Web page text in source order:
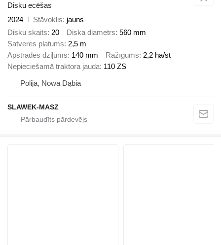
Disku ecēšas
2024
Stāvoklis jauns
Disku skaits 20 Diska diametrs 560 mm
Satveres platums 2,5 m
Apstrādes dziļums 140 mm Ražīgums 2,2 ha/st
Nepieciešamā traktora jauda 110 ZS
Polija, Nowa Dąbia
SLAWEK-MASZ